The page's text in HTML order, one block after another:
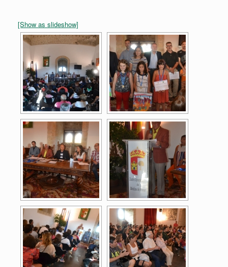
[Show as slideshow]